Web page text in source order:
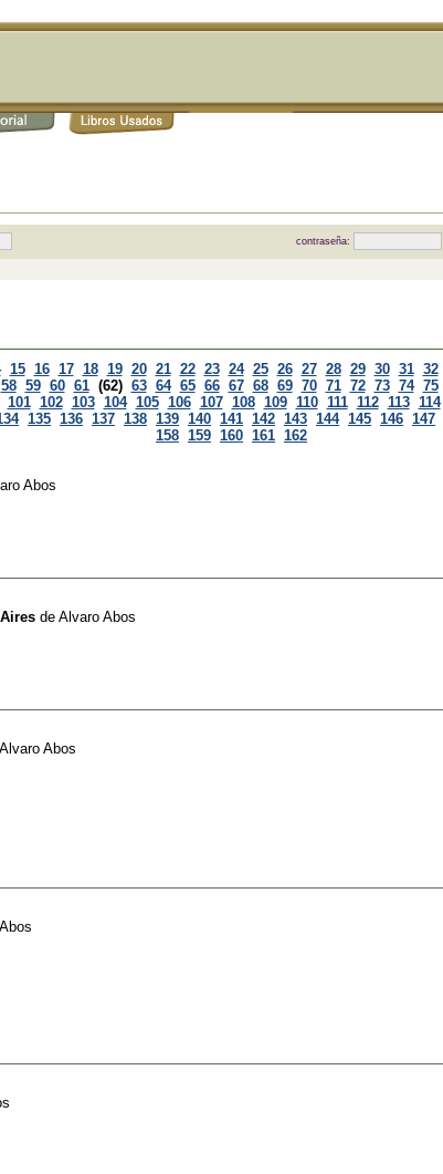
contraseña:
15 16 17 18 19 20 21 22 23 24 25 26 27 28 29 30 31 32
58 59 60 61 (62) 63 64 65 66 67 68 69 70 71 72 73 74 75
101 102 103 104 105 106 107 108 109 110 111 112 113 114
135 136 137 138 139 140 141 142 143 144 145 146 147
158 159 160 161 162
Abos
de Alvaro Abos
Alvaro Abos